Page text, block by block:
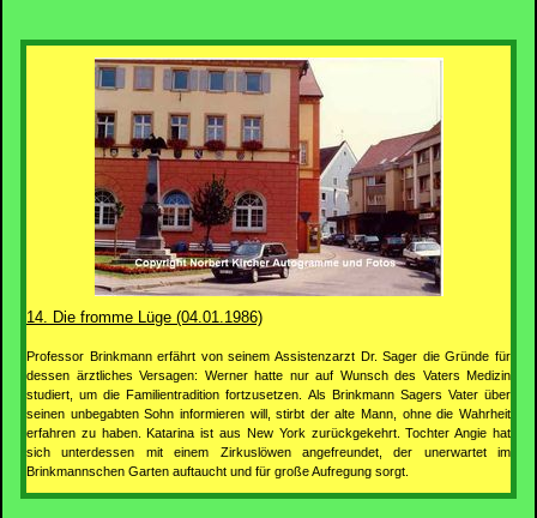
14. Die fromme Lüge (04.01.1986)
Professor Brinkmann erfährt von seinem Assistenzarzt Dr. Sager die Gründe für
dessen ärztliches Versagen: Werner hatte nur auf Wunsch des Vaters Medizin
studiert, um die Familientradition fortzusetzen. Als Brinkmann Sagers Vater über
seinen unbegabten Sohn informieren will, stirbt der alte Mann, ohne die Wahrheit
erfahren zu haben. Katarina ist aus New York zurückgekehrt. Tochter Angie hat
sich unterdessen mit einem Zirkuslöwen angefreundet, der unerwartet im
Brinkmannschen Garten auftaucht und für große Aufregung sorgt.